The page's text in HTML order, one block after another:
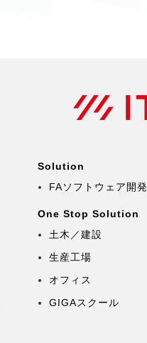
Solution
FAソフトウェア開発
One Stop Solution
土木／建設
生産工場
オフィス
GIGAスクール